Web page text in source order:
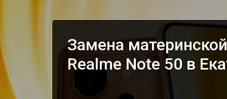
Замена
Realme Note 50 в